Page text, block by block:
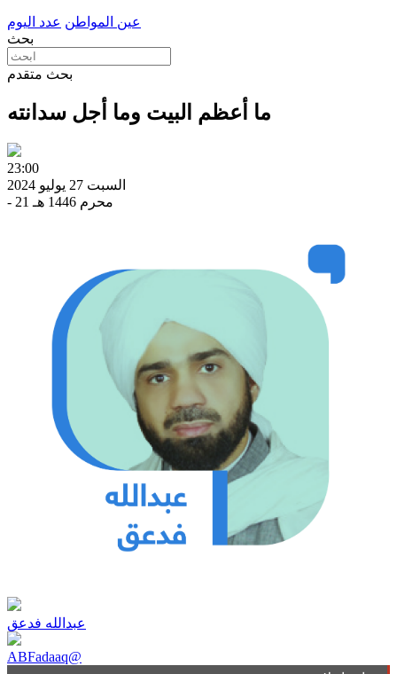
عين المواطن عدد اليوم
بحث
بحث متقدم
ما أعظم البيت وما أجل سدانته
23:00
السبت 27 يوليو 2024
- 21 محرم 1446 هـ
عبدالله فدعق
ABFadaaq@